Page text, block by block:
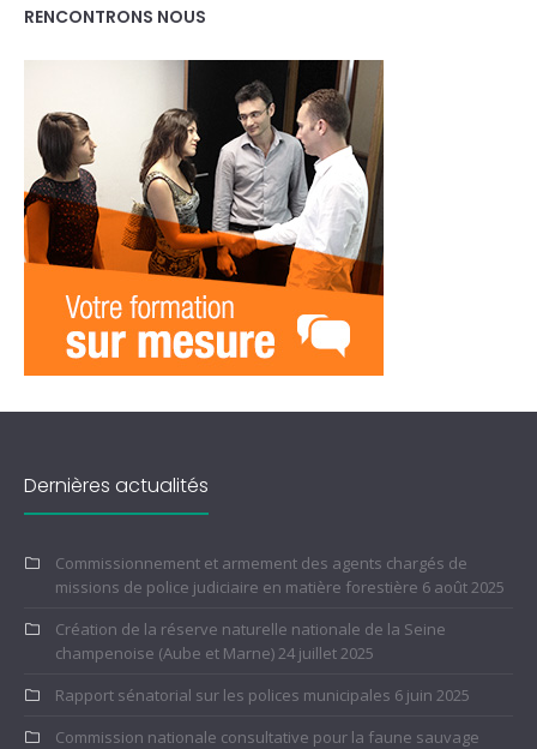
RENCONTRONS NOUS
Dernières actualités
Commissionnement et armement des agents chargés de
missions de police judiciaire en matière forestière 6 août 2025
Création de la réserve naturelle nationale de la Seine
champenoise (Aube et Marne)24 juillet 2025
Rapport sénatorial sur les polices municipales 6 juin 2025
Commission nationale consultative pour la faune sauvage